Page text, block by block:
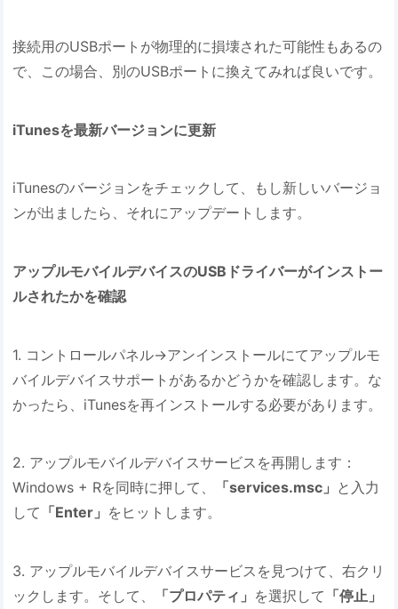
接続用のUSBポートが物理的に損壊された可能性もあるの
で、この場合、別のUSBポートに換えてみれば良いです。
iTunesを最新バージョンに更新
iTunesのバージョンをチェックして、もし新しいバージョ
ンが出ましたら、それにアップデートします。
アップルモバイルデバイスのUSBドライバーがインストー
ルされたかを確認
1. コントロールパネル→アンインストールにてアップルモ
バイルデバイスサポートがあるかどうかを確認します。な
かったら、iTunesを再インストールする必要があります。
2. アップルモバイルデバイスサービスを再開します：
Windows + Rを同時に押して、
「services.msc」 と入力
して 「Enter」 をヒットします。
3. アップルモバイルデバイスサービスを見つけて、右クリ
ックします。そして、
「プロパティ」 を選択して 「停止」